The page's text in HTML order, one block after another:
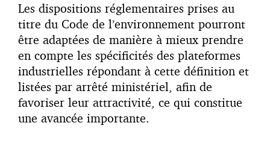
Les dispositions réglementaires prises au
titre du Code de l’environnement pourront
être adaptées de manière à mieux prendre
en compte les spécificités des plateformes
industrielles répondant à cette définition et
listées par arrêté ministériel, afin de
favoriser leur attractivité, ce qui constitue
une avancée importante.